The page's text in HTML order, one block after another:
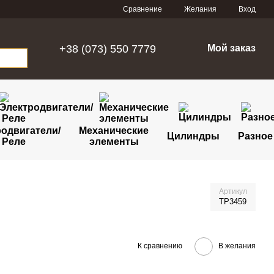
Сравнение Желания Вход
+38 (073) 550 7779 Мой заказ
Реле
Механические
элементы
Цилиндры Разное
Артикул
TP3459
К сравнению В желания